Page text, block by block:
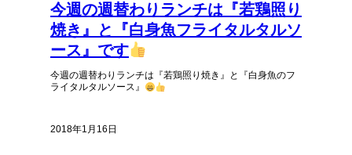
今週の週替わりランチは『若鶏照り
焼き』と『白身魚フライタルタルソ
ース』です
今週の週替わりランチは『若鶏照り焼き』と『白身魚のフ
ライタルタルソース』
2018年1月16日